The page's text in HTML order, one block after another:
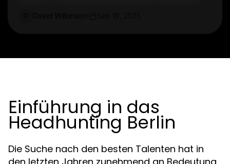
Einführung in das
Headhunting Berlin
Die Suche nach den besten Talenten hat in